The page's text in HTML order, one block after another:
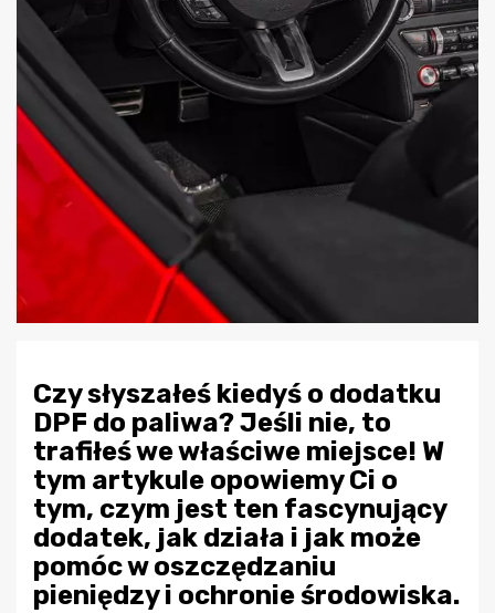
Czy słyszałeś kiedyś o dodatku
DPF do paliwa? Jeśli nie, to
trafiłeś we właściwe miejsce! W
tym artykule opowiemy Ci o
tym, czym jest ten fascynujący
dodatek, jak działa i jak może
pomóc w oszczędzaniu
pieniędzy i ochronie środowiska.